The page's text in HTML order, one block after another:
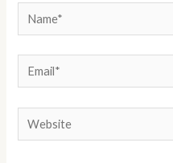
Name*
Email*
Website